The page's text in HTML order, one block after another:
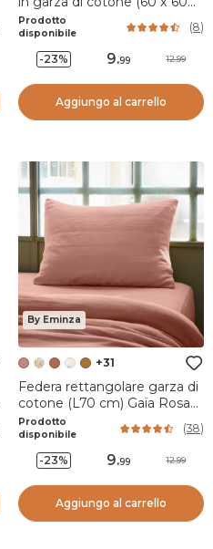
cm) Gaïa vichy Verde
eucalipto
Prodotto
disponibile
(8)
-23% 9.99 12.99
Aggiungo al carrello
By Eminza
+31
Federa rettangolare garza di
cotone (L70 cm) Gaïa Rosa
pesca
Prodotto
disponibile
(38)
-23% 9.99 12.99
Aggiungo al carrello